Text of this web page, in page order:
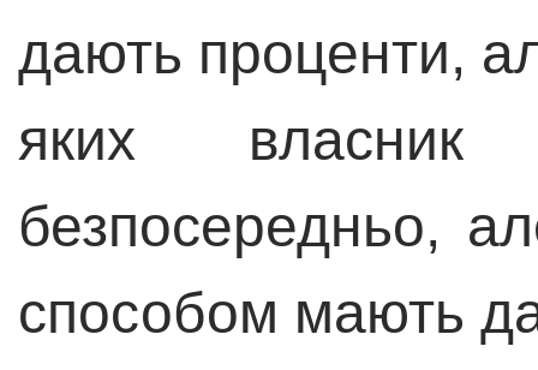
дають проценти,
яких
безпосередньо,
способом мають